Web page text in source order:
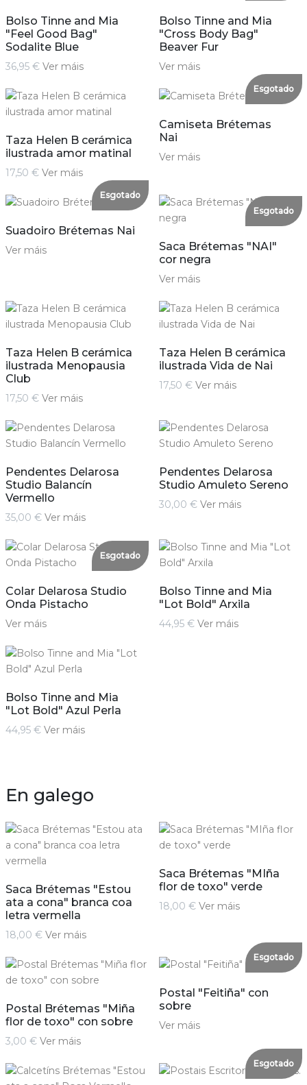
Bolso Tinne and Mia
"Feel Good Bag"
Sodalite Blue
36,95 € Ver máis
Bolso Tinne and Mia
"Cross Body Bag"
Beaver Fur
Ver máis
Taza Helen B cerámica
ilustrada amor matinal
17,50 € Ver máis
Esgotado
Camiseta Brétemas
Nai
Ver máis
Esgotado
Suadoiro Brétemas Nai
Ver máis
Esgotado
Saca Brétemas "NAI"
cor negra
Ver máis
Taza Helen B cerámica
ilustrada Menopausia
Club
17,50 € Ver máis
Taza Helen B cerámica
ilustrada Vida de Nai
17,50 € Ver máis
Pendentes Delarosa
Studio Balancín
Vermello
35,00 € Ver máis
Pendentes Delarosa
Studio Amuleto Sereno
30,00 € Ver máis
Esgotado
Colar Delarosa Studio
Onda Pistacho
Ver máis
Bolso Tinne and Mia
"Lot Bold" Arxila
44,95 € Ver máis
Bolso Tinne and Mia
"Lot Bold" Azul Perla
44,95 € Ver máis
En galego
Saca Brétemas "Estou
ata a cona" branca coa
letra vermella
18,00 € Ver máis
Saca Brétemas "MIña
flor de toxo" verde
18,00 € Ver máis
Postal Brétemas "Miña
flor de toxo" con sobre
3,00 € Ver máis
Esgotado
Postal "Feitiña" con
sobre
Ver máis
Esgotado